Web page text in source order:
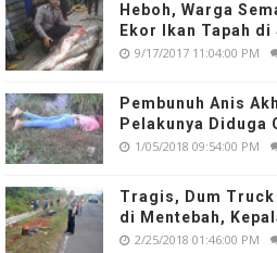
Heboh, Warga
Ekor Ikan Tapah di
9/17/2017 11:04:00 PM
Pembunuh Anis
Pelakunya Diduga
1/05/2018 09:54:00 PM
Tragis, Dum
di Mentebah,
2/25/2018 01:46:00 PM